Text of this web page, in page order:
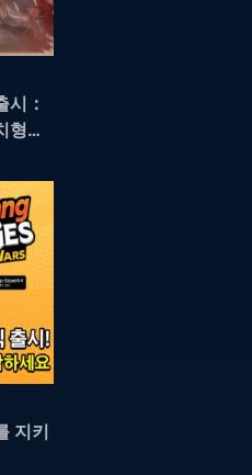
시：
형
지키